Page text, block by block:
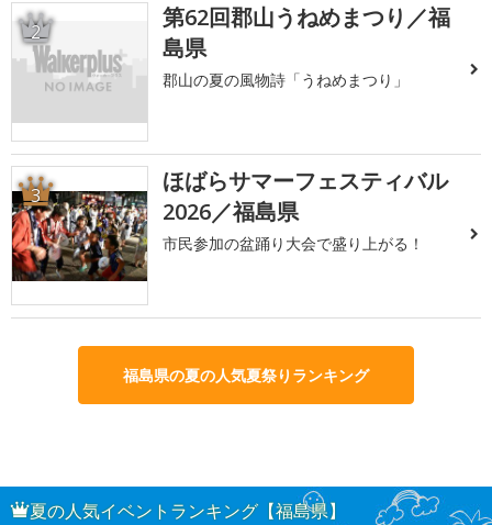
2
第62回郡山うねめまつり／福
島県
郡山の夏の風物詩「うねめまつり」
3
ほばらサマーフェスティバル
2026／福島県
市民参加の盆踊り大会で盛り上がる！
福島県の夏の人気夏祭りランキング
夏の人気イベントランキング【福島県】